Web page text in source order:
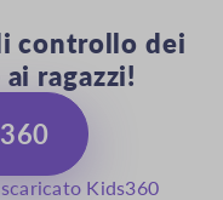
controllo dei
ragazzi!
Kids360